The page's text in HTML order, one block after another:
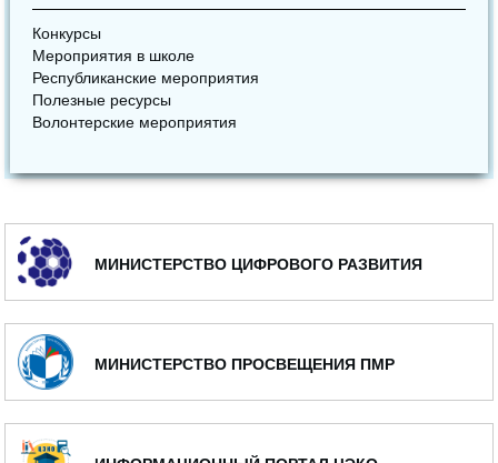
Конкурсы
Мероприятия в школе
Республиканские мероприятия
Полезные ресурсы
Волонтерские мероприятия
МИНИСТЕРСТВО ЦИФРОВОГО РАЗВИТИЯ
МИНИСТЕРСТВО ПРОСВЕЩЕНИЯ ПМР